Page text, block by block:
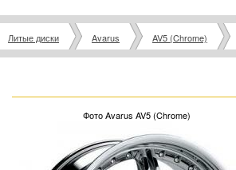
Литые диски Avarus AV5 (Chrome)
Фото Avarus AV5 (Chrome)